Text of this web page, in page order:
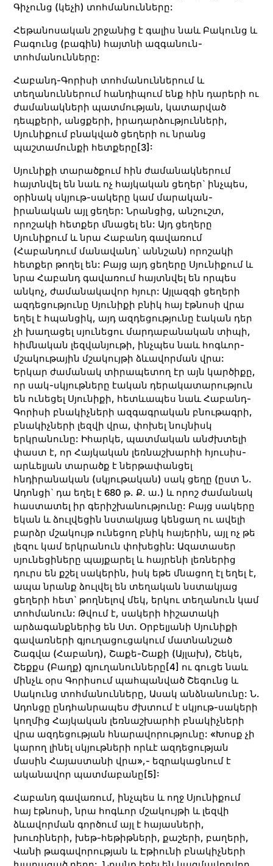
Գիչունց (կեչի) տոհմանունները:
Հեթանոսական շրջանից է գալիս նաև Բակունց և
Բագունց (բագին) հայտնի ազգանուն-
տոհմանունները:
Հաբանդ-Գորիսի տոհմանուններում և
տեղանուններում հանդիպում ենք հին դարերի ու
ժամանակների պատմության, կատարված
դեպքերի, անցքերի, իրադարձությունների,
Սյունիքում բնակված ցեղերի ու նրանց
պաշտամունքի հետքերը[3]:
Սյունիքի տարածքում հին ժամանակներում
հայտնվել են նաև ոչ հայկական ցեղեր` ինչպես,
օրինակ սկյութ-սակերը կամ մարական-
իրանական այլ ցեղեր: Նրանցից, անշուշտ,
որոշակի հետքեր մնացել են: Այդ ցեղերը
Սյունիքում և նրա Հաբանդ գավառում
(Հաբանդում մանավանդ` աննշան) որոշակի
հետքեր թողել են: Բայց այդ ցեղերը Սյունիքում և
նրա Հաբանդ գավառում հայտնվել են որպես
անկոչ, ժամանակավոր հյուր: Այլազգի ցեղերի
ազդեցությունը Սյունիքի բնիկ հայ էթնոսի վրա
եղել է հպանցիկ, այդ ազդեցությունը էական դեր
չի խաղացել սյունեցու մարդաբանական տիպի,
հիմնական լեզվանյութի, ինչպես նաև հոգևոր-
մշակութային մշակույթի ձևավորման վրա:
Երկար ժամանակ տիրապետող էր այն կարծիքը,
որ սակ-սկյութները էական դերակատարություն
են ունեցել Սյունիքի, հետևապես նաև Հաբանդ-
Գորիսի բնակիչների ազգագրական բնութագրի,
բնակիչների լեզվի վրա, փոխել նույնիսկ
երկրանունը: Իհարկե, պատմական անժխտելի
փաստ է, որ Հայկական լեռնաշխարհի հյուսիս-
արևելյան տարածք է ներթափանցել
հնդիրանական (սկյութական) սակ ցեղը (ըստ Ն.
Ադոնցի` դա եղել է 680 թ. Ք. ա.) և որոշ ժամանակ
հաստատել իր գերիշխանությունը: Բայց սակերը
եկան և ձուլվեցին նստակյաց կենցաղ ու ավելի
բարձր մշակույթ ունեցող բնիկ հայերին, այլ ոչ թե
լեզու կամ երկրանուն փոխեցին: Ազատասեր
սյունեցիները պայքարել և հայրենի լեռներից
դուրս են քշել սակերին, իսկ եթե մնացող էլ եղել է,
ապա նրանք ձուլվել են տեղական նստակյաց
ցեղերի հետ` թողնելով մեկ, երկու տեղանուն կամ
տոհմանուն: Թվում է, սակերի հիշատակի
արձագանքներից են Ստ. Օրբելյանի Սյունիքի
գավառների գյուղացուցակում մատնանշած
Շագվա (Հաբանդ), Շաքե-Շաքի (Այլախ), Շեկե,
Շեքքս (Բաղք) գյուղանունները[4] ու գուցե նաև
մինչև օրս Գորիսում պահպանված Շեգունց և
Սակունց տոհմանունները, Ասակ անձնանունը: Ն.
Ադոնցը ընդհանրապես ժխտում է սկյութ-սակերի
կողմից Հայկական լեռնաշխարհի բնակիչների
վրա ազդեցության հնարավորությունը: «Խոսք չի
կարող լինել սկյութների որևէ ազդեցության
մասին Հայաստանի վրա»,- եզրակացնում է
ականավոր պատմաբանը[5]:
Հաբանդ գավառում, ինչպես և ողջ Սյունիքում
հայ էթնոսի, նրա հոգևոր մշակույթի և լեզվի
ձևավորման գործում այլ է հայասների,
խուռիների, խեթ-հեթիթների, քաշերի, բաղերի,
Վանի թագավորության և Էթիունի բնակիչների